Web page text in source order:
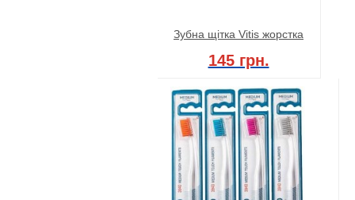
Зубна щітка Vitis жорстка
145 грн.